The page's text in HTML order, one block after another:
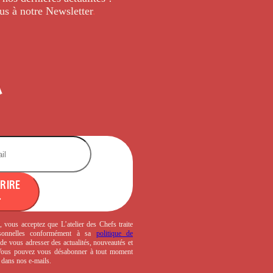
à notre Newsletter.
acceptez que L’atelier des Chefs traite
conformément à sa politique de
vous adresser des actualités, nouveautés et
pouvez vous désabonner à tout moment
nos e-mails.